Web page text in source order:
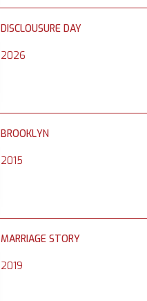
DISCLOUSURE DAY
2026
BROOKLYN
2015
MARRIAGE STORY
2019